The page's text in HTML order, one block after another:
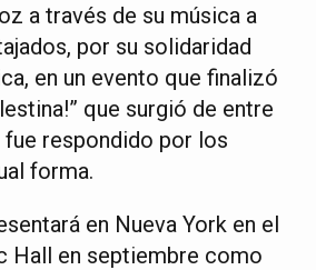
a través de su música a
por su solidaridad
en un evento que finalizó
que surgió de entre
fue respondido por los
forma.
en Nueva York en el
Hall en septiembre como